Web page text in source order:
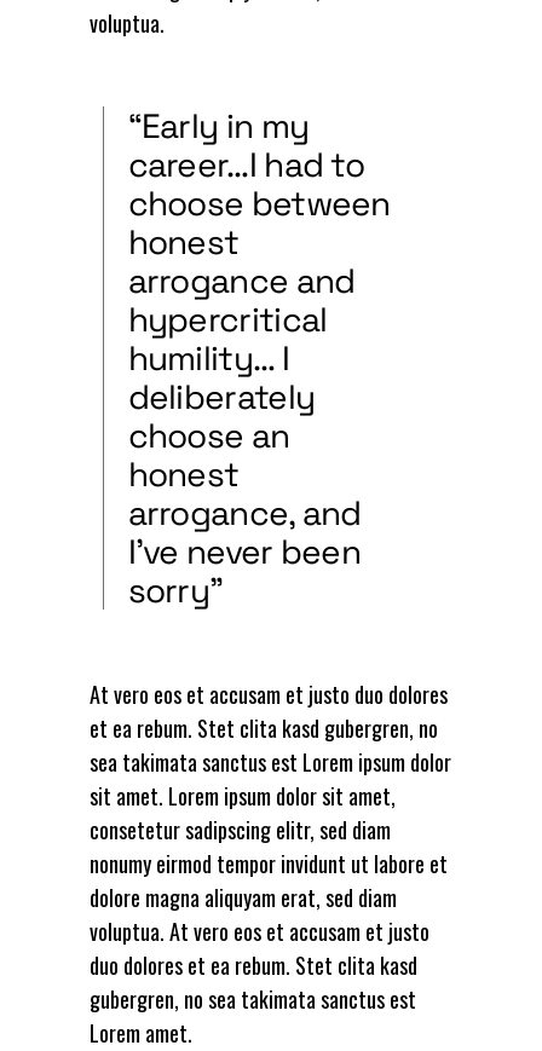
voluptua.
“Early in my
career…I had to
choose between
honest
arrogance and
hypercritical
humility… I
deliberately
choose an
honest
arrogance, and
I’ve never been
sorry”
At vero eos et accusam et justo duo dolores
et ea rebum. Stet clita kasd gubergren, no
sea takimata sanctus est Lorem ipsum dolor
sit amet. Lorem ipsum dolor sit amet,
consetetur sadipscing elitr, sed diam
nonumy eirmod tempor invidunt ut labore et
dolore magna aliquyam erat, sed diam
voluptua. At vero eos et accusam et justo
duo dolores et ea rebum. Stet clita kasd
gubergren, no sea takimata sanctus est
Lorem amet.